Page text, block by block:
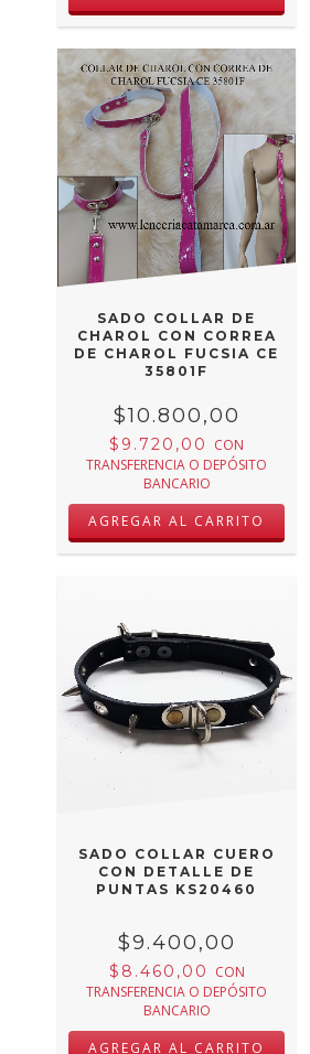
SADO COLLAR DE
CHAROL CON CORREA
DE CHAROL FUCSIA CE
35801F
$10.800,00
$9.720,00 CON
TRANSFERENCIA O DEPÓSITO
BANCARIO
SADO COLLAR CUERO
CON DETALLE DE
PUNTAS KS20460
$9.400,00
$8.460,00 CON
TRANSFERENCIA O DEPÓSITO
BANCARIO